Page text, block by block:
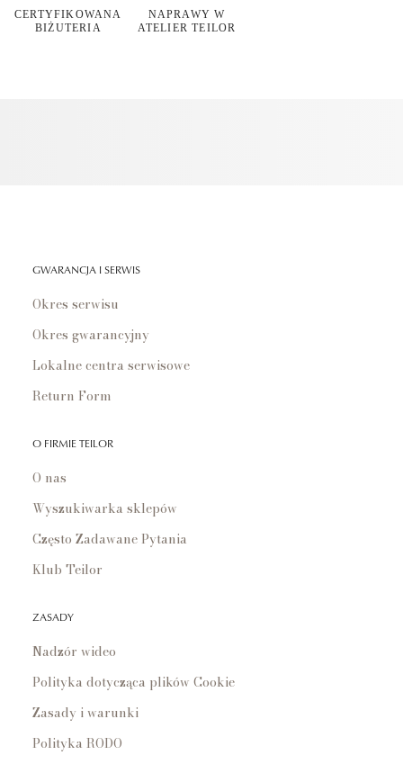
CERTYFIKOWANA
BIŻUTERIA
NAPRAWY W
ATELIER TEILOR
GWARANCJA I SERWIS
Okres serwisu
Okres gwarancyjny
Lokalne centra serwisowe
Return Form
O FIRMIE TEILOR
O nas
Wyszukiwarka sklepów
Często Zadawane Pytania
Klub Teilor
ZASADY
Nadzór wideo
Polityka dotycząca plików Cookie
Zasady i warunki
Polityka RODO